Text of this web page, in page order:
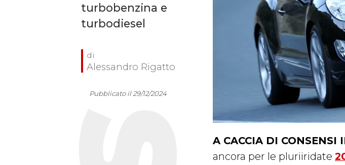
turbobenzina e
turbodiesel
Alessandro Rigatto
Pubblicato il 29/12/2024
A CACCIA DI CONSENSI
ancora per le pluriiridate